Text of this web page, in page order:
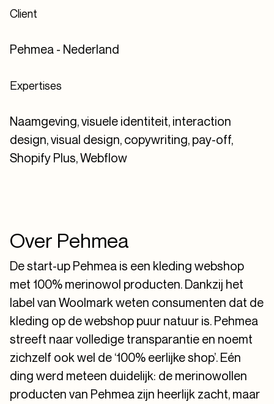
Client
Pehmea - Nederland
Expertises
Naamgeving, visuele identiteit, interaction
design, visual design, copywriting, pay-off,
Shopify Plus, Webflow
Over Pehmea
De start-up Pehmea is een kleding webshop
met 100% merinowol producten. Dankzij het
label van Woolmark weten consumenten dat de
kleding op de webshop puur natuur is. Pehmea
streeft naar volledige transparantie en noemt
zichzelf ook wel de ‘100% eerlijke shop’. Eén
ding werd meteen duidelijk: de merinowollen
producten van Pehmea zijn heerlijk zacht, maar